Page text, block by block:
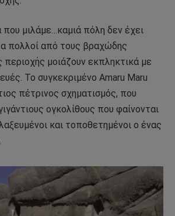
μιλάμε…καμιά πόλη δεν έχει
πολλοί από τους βραχώδης
περιοχής μοιάζουν εκπληκτικά με
Το συγκεκριμένο Αmaru Maru
πέτρινος σχηματισμός, που
ογκολίθους που φαίνονται
και τοποθετημένοι ο ένας